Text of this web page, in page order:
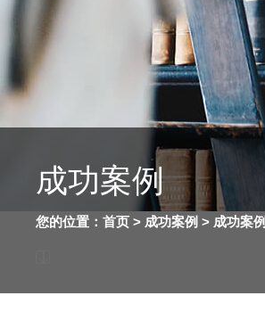
成功案例
您的位置：首页 > 成功案例 > 成功案例